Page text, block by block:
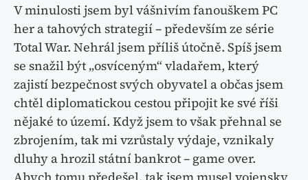
V minulosti jsem byl vášnivím fanouškem PC
her a tahových strategií – především ze série
Total War. Nehrál jsem příliš útočně. Spíš jsem
se snažil být „osvíceným“ vladařem, který
zajistí bezpečnost svých obyvatel a občas jsem
chtěl diplomatickou cestou připojit ke své říši
nějaké to území. Když jsem to však přehnal se
zbrojením, tak mi vzrůstaly výdaje, vznikaly
dluhy a hrozil státní bankrot – game over.